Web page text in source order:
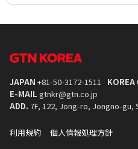
JAPAN +81-50-3172-1511 KOREA
E-MAIL gtnkr@gtn.co.jp
ADD. 7F, 122, Jong-ro, Jongno-gu,
利用規約 個人情報処理方針